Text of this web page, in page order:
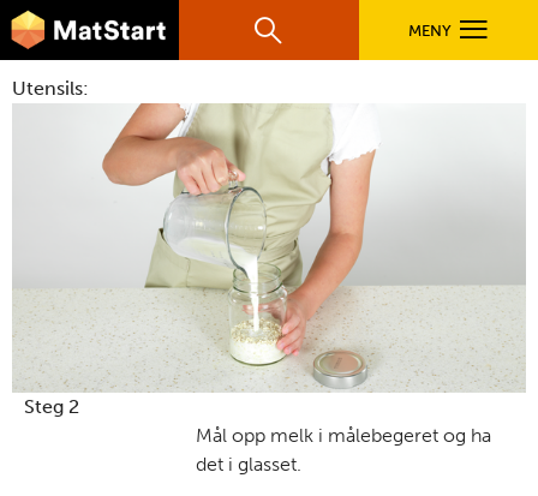
Hopp til hovedinnhold
hovednavigasjonsmobilversjon
MatStart
Søk MENY
OPPSKRIFTER
FØR DU STARTER
LÆR MER
TIL DE VOKSNE
Utensils:
Steg 2
Mål opp melk i målebegeret og ha
det i glasset.